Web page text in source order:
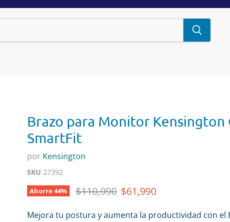
Brazo para Monitor Kensington
SmartFit
por Kensington
SKU 27392
Ahorre44% Precio original
$110,990 Precio actual
$61,990
Mejora tu postura y aumenta la productividad con el